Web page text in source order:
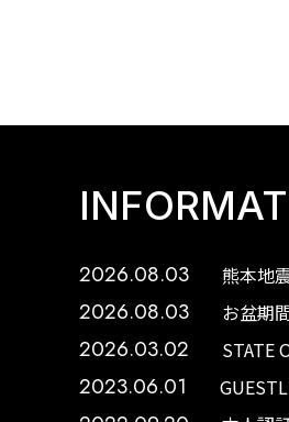
2026.08.03 熊本地
2026.08.03 お盆期
2026.03.02 STATE
2023.06.01